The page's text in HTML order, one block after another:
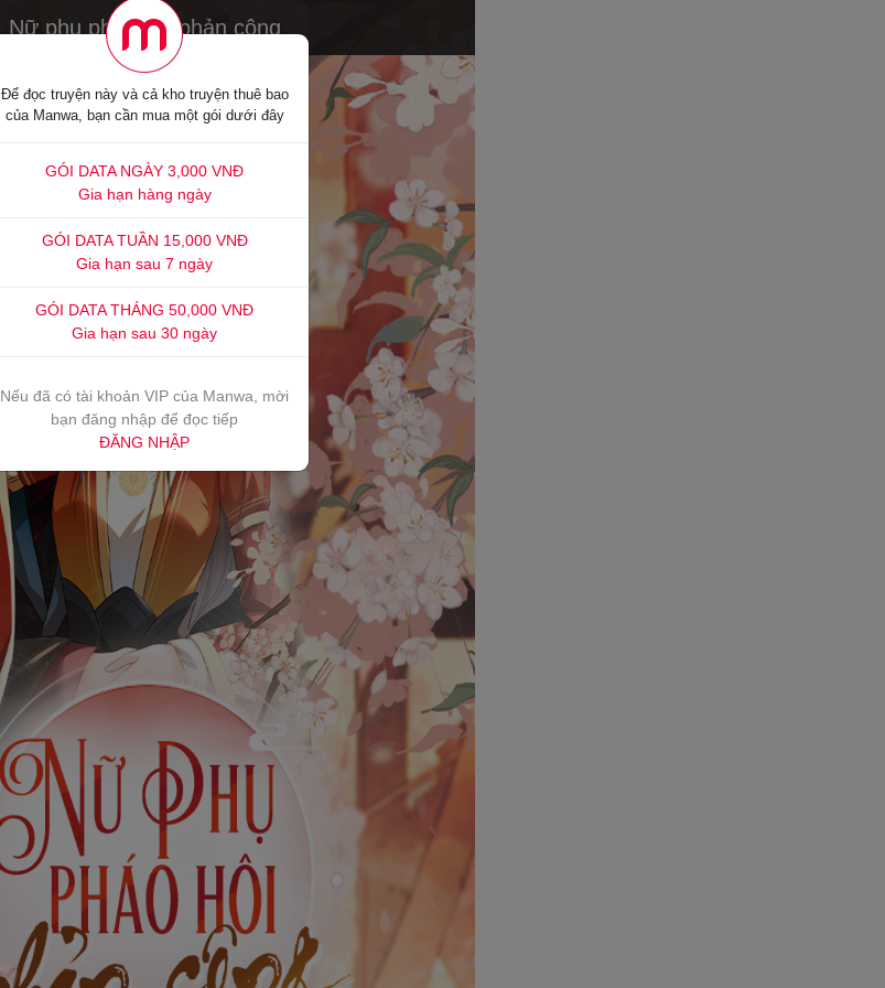
Nữ phụ pháo hôi phản công
Để đọc truyện này và cả kho truyện thuê bao
của Manwa, bạn cần mua một gói dưới đây
GÓI DATA NGÀY 3,000 VNĐ
Gia hạn hàng ngày
GÓI DATA TUẦN 15,000 VNĐ
Gia hạn sau 7 ngày
GÓI DATA THÁNG 50,000 VNĐ
Gia hạn sau 30 ngày
Nếu đã có tài khoản VIP của Manwa, mời
bạn đăng nhập để đọc tiếp
ĐĂNG NHẬP